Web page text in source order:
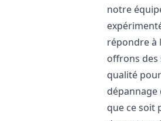
notre
répondre à
offrons des
qualité
dépannage
que ce soit